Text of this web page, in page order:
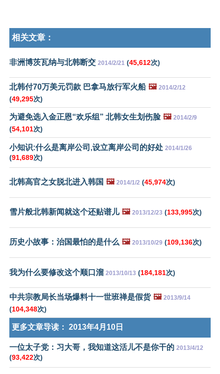
相关文章：
非洲博茨瓦纳与北韩断交 2014/2/21 (45,612次)
北韩付70万美元罚款 巴拿马放行军火船 🖼️ 2014/2/12
(49,295次)
为避免选入金正恩“欢乐组” 北韩女生划伤脸 🖼️ 2014/2/9
(54,101次)
小知识:什么是离岸公司,设立离岸公司的好处 2014/1/26
(91,689次)
北韩高官之女脱北进入韩国 🖼️ 2014/1/2 (45,974次)
雪片般北韩新闻就这个还贴谱儿 🖼️ 2013/12/23 (133,995次)
历史小故事：治国最怕的是什么 🖼️ 2013/10/29 (109,136次)
我为什么要修改这个顺口溜 2013/10/13 (184,181次)
中共宗教局长当场爆料十一世班禅是假货 🖼️ 2013/9/14
(104,348次)
更多文章导读： 2013年4月10日
一位太子党：习大哥，我知道这活儿不是你干的 2013/4/12
(93,422次)